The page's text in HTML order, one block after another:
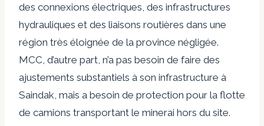
des connexions électriques, des infrastructures
hydrauliques et des liaisons routières dans une
région très éloignée de la province négligée.
MCC, d’autre part, n’a pas besoin de faire des
ajustements substantiels à son infrastructure à
Saindak, mais a besoin de protection pour la flotte
de camions transportant le minerai hors du site.